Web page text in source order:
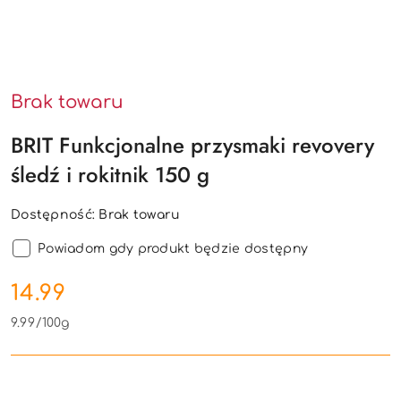
Brak towaru
BRIT Funkcjonalne przysmaki revovery
śledź i rokitnik 150 g
Dostępność: Brak towaru
Powiadom gdy produkt będzie dostępny
cena:
14.99
9.99/100g